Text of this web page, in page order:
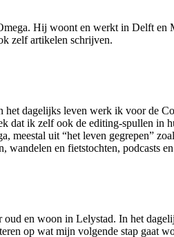
Hij woont en werkt in Delft
zelf artikelen schrijven.
dagelijks leven werk ik voor de
dat ik zelf ook de editing-spullen
meestal uit “het leven gegrepen”
wandelen en fietstochten, podcasts
en woon in Lelystad. In het
op wat mijn volgende stap gaat